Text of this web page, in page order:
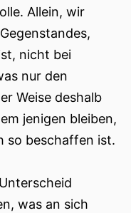
Allein, wir
nicht bei
nur den
Weise deshalb
jenigen bleiben,
so beschaffen ist.
was an sich